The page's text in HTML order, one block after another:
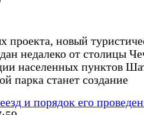
проекта, новый
недалеко от столицы
населенных пунктов
парка станет создание
и порядок его